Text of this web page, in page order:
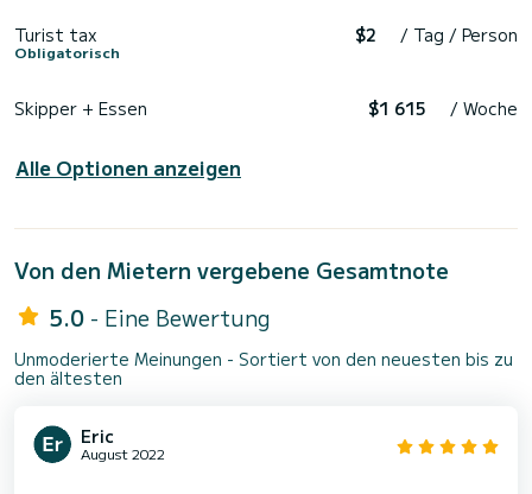
Turist tax
Obligatorisch
$2 / Tag / Person
Skipper + Essen $1 615 / Woche
Alle Optionen anzeigen
Von den Mietern vergebene Gesamtnote
5.0 - Eine Bewertung
Unmoderierte Meinungen - Sortiert von den neuesten bis zu
den ältesten
Eric
August 2022